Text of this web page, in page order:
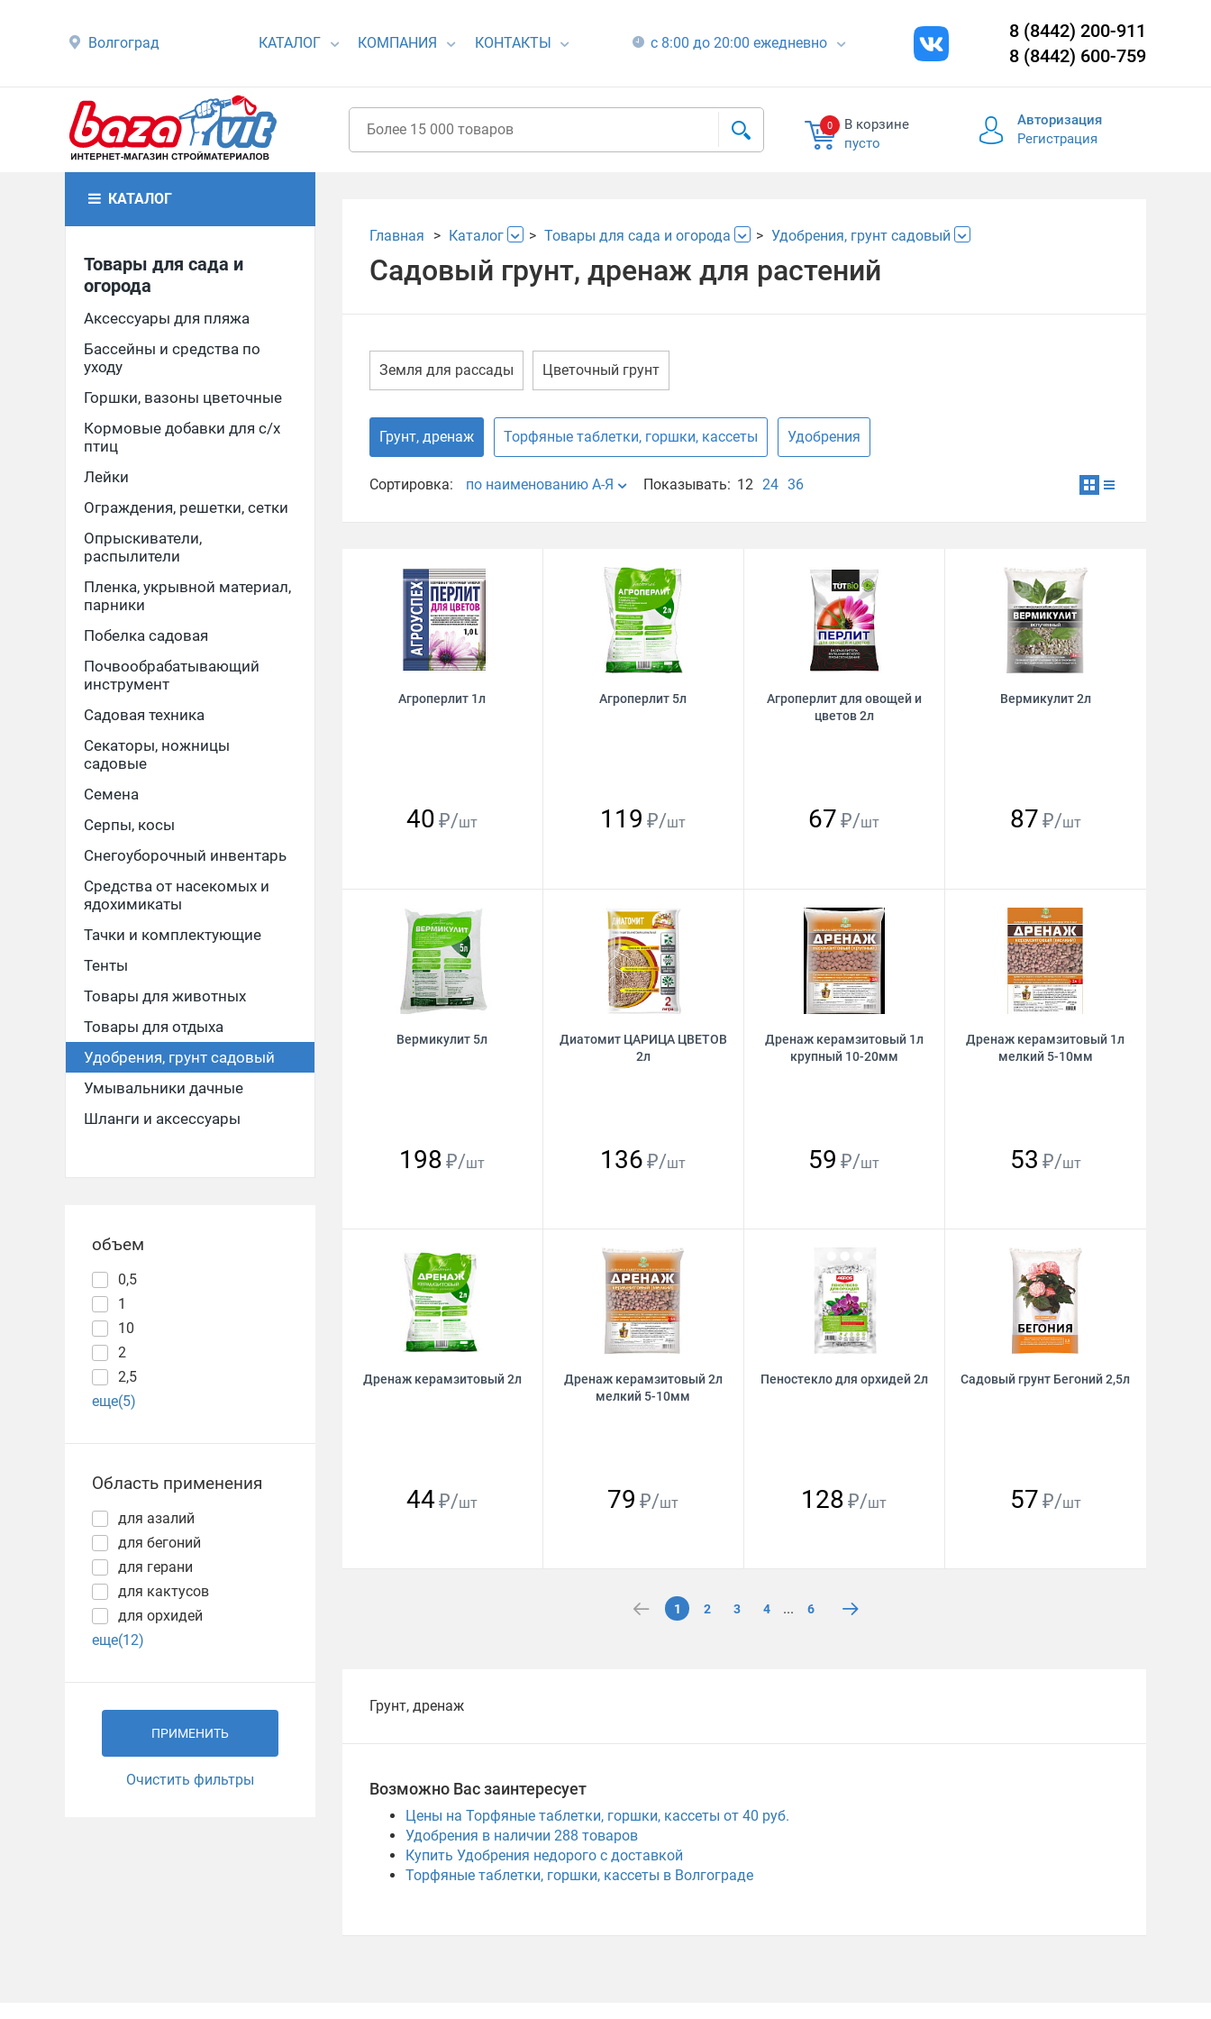
Волгоград КАТАЛОГ КОМПАНИЯ КОНТАКТЫ с 8:00 до 20:00 ежедневно
8 (8442) 200-911
8 (8442) 600-759
0
В корзине
пусто
Авторизация
Регистрация
КАТАЛОГ
Товары для сада и
огорода
Аксессуары для пляжа
Бассейны и средства по
уходу
Горшки, вазоны цветочные
Кормовые добавки для с/х
птиц
Лейки
Ограждения, решетки, сетки
Опрыскиватели,
распылители
Пленка, укрывной материал,
парники
Побелка садовая
Почвообрабатывающий
инструмент
Садовая техника
Секаторы, ножницы
садовые
Семена
Серпы, косы
Снегоуборочный инвентарь
Средства от насекомых и
ядохимикаты
Тачки и комплектующие
Тенты
Товары для животных
Товары для отдыха
Удобрения, грунт садовый
Умывальники дачные
Шланги и аксессуары
объем
0,5
1
10
2
2,5
еще(5)
Область применения
для азалий
для бегоний
для герани
для кактусов
для орхидей
еще(12)
ПРИМЕНИТЬ
Очистить фильтры
Главная Каталог Товары для сада и огорода Удобрения, грунт садовый
Садовый грунт, дренаж для растений
Земля для рассады Цветочный грунт
Грунт, дренаж Торфяные таблетки, горшки, кассеты Удобрения
Сортировка: по наименованию А-Я Показывать: 12 24 36
Агроперлит 1л
40 ₽/шт
Агроперлит 5л
119 ₽/шт
Агроперлит для овощей и
цветов 2л
67 ₽/шт
Вермикулит 2л
87 ₽/шт
Вермикулит 5л
198 ₽/шт
Диатомит ЦАРИЦА ЦВЕТОВ
2л
136 ₽/шт
Дренаж керамзитовый 1л
крупный 10-20мм
59 ₽/шт
Дренаж керамзитовый 1л
мелкий 5-10мм
53 ₽/шт
Дренаж керамзитовый 2л
44₽/шт
Дренаж керамзитовый 2л
мелкий 5-10мм
79 ₽/шт
Пеностекло для орхидей 2л
128 ₽/шт
Садовый грунт Бегоний 2,5л
57 ₽/шт
1 2 3 4 ... 6
Грунт, дренаж
Возможно Вас заинтересует
Цены на Торфяные таблетки, горшки, кассеты от 40 руб.
Удобрения в наличии 288 товаров
Купить Удобрения недорого с доставкой
Торфяные таблетки, горшки, кассеты в Волгограде